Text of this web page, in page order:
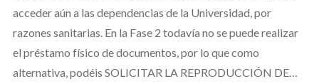
acceder aún a las dependencias de la Universidad, por
razones sanitarias. En la Fase 2 todavía no se puede realizar
el préstamo físico de documentos, por lo que como
alternativa, podéis SOLICITAR LA REPRODUCCIÓN DE…